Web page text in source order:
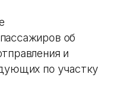
об
и
по участку